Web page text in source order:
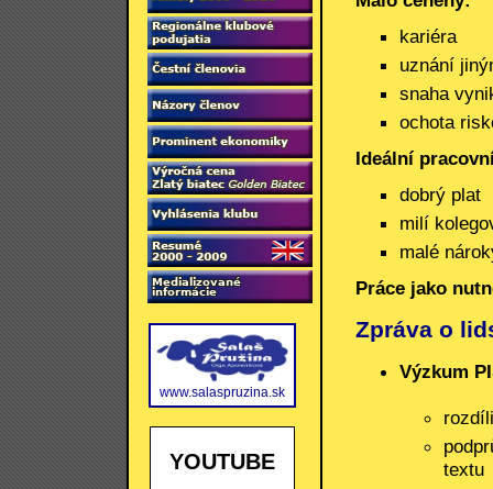
www.salaspruzina.sk
YOUTUBE
kariéra
uznání
snaha
ochota
Ideální
dobrý plat
milí
malé
Práce jako
Zpráva o
Výzkum
textu